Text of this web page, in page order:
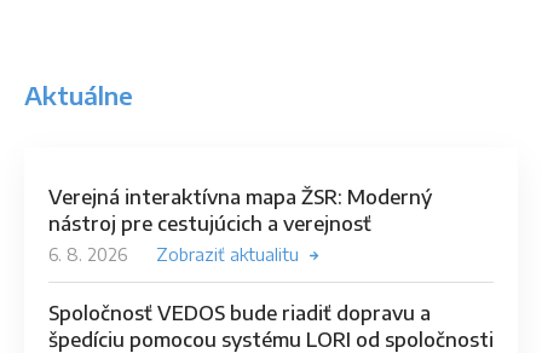
Aktuálne
Verejná interaktívna mapa ŽSR: Moderný
nástroj pre cestujúcich a verejnosť
6. 8. 2026 Zobraziť aktualitu
Spoločnosť VEDOS bude riadiť dopravu a
špedíciu pomocou systému LORI od spoločnosti